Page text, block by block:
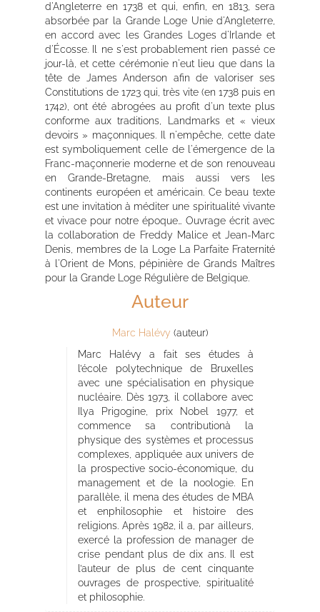
d'Angleterre en 1738 et qui, enfin, en 1813, sera
absorbée par la Grande Loge Unie d'Angleterre,
en accord avec les Grandes Loges d'Irlande et
d'Écosse. Il ne s'est probablement rien passé ce
jour-là, et cette cérémonie n'eut lieu que dans la
tête de James Anderson afin de valoriser ses
Constitutions de 1723 qui, très vite (en 1738 puis en
1742), ont été abrogées au profit d'un texte plus
conforme aux traditions, Landmarks et « vieux
devoirs » maçonniques. Il n'empêche, cette date
est symboliquement celle de l'émergence de la
Franc-maçonnerie moderne et de son renouveau
en Grande-Bretagne, mais aussi vers les
continents européen et américain. Ce beau texte
est une invitation à méditer une spiritualité vivante
et vivace pour notre époque… Ouvrage écrit avec
la collaboration de Freddy Malice et Jean-Marc
Denis, membres de la Loge La Parfaite Fraternité
à l'Orient de Mons, pépinière de Grands Maîtres
pour la Grande Loge Régulière de Belgique.
Auteur
Marc Halévy (auteur)
Marc Halévy a fait ses études à
l’école polytechnique de Bruxelles
avec une spécialisation en physique
nucléaire. Dès 1973, il collabore avec
Ilya Prigogine, prix Nobel 1977, et
commence sa contributionà la
physique des systèmes et processus
complexes, appliquée aux univers de
la prospective socio-économique, du
management et de la noologie. En
parallèle, il mena des études de MBA
et enphilosophie et histoire des
religions. Après 1982, il a, par ailleurs,
exercé la profession de manager de
crise pendant plus de dix ans. Il est
l’auteur de plus de cent cinquante
ouvrages de prospective, spiritualité
et philosophie.